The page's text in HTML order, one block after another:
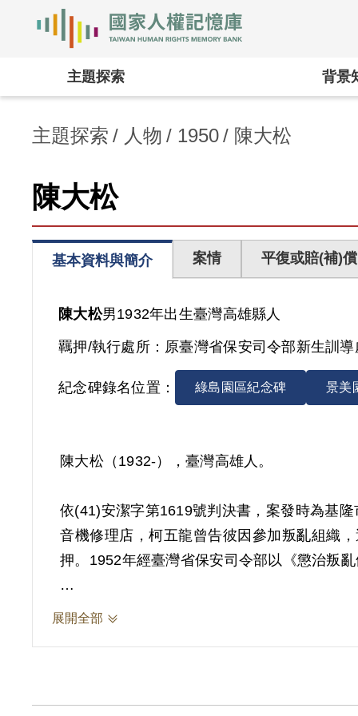
主題探索 背景
主題探索 人物 1950 陳大松
陳大松
基本資料與簡介 案情 平復或賠(補)償
陳大松男1932年出生臺灣高雄縣人
羈押/執行處所： 原臺灣省保安司令部新生訓
紀念碑錄名位置： 綠島園區紀念碑 景美
陳大松（1932-），臺灣高雄人。
依(41)安潔字第1619號判決書，案發時為基
音機修理店，柯五龍曾告彼因參加叛亂組織
押。1952年經臺灣省保安司令部以《懲治叛
其於2004年9月向補償基金會提出申請，
展開全部